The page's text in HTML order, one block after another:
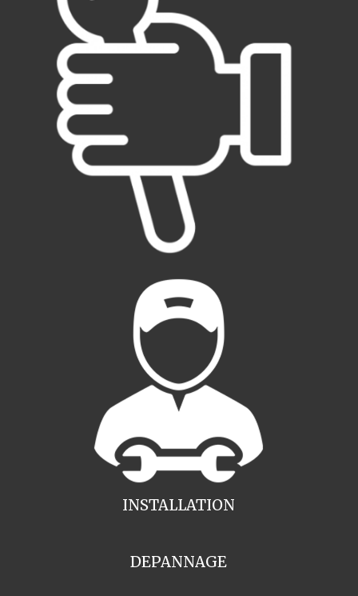
INSTALLATION
DEPANNAGE